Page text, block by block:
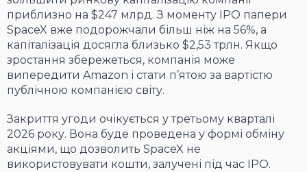
приблизно на $247 млрд. З моменту IPO папери
SpaceX вже подорожчали більш ніж на 56%, а
капіталізація досягла близько $2,53 трлн. Якщо
зростання збережеться, компанія може
випередити Amazon і стати п’ятою за вартістю
публічною компанією світу.
Закриття угоди очікується у третьому кварталі
2026 року. Вона буде проведена у формі обміну
акціями, що дозволить SpaceX не
використовувати кошти, залучені під час IPO.